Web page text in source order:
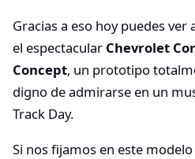
Gracias a eso hoy puedes
el espectacular Chevrolet
Concept, un prototipo
digno de admirarse en un
Track Day.
Si nos fijamos en este